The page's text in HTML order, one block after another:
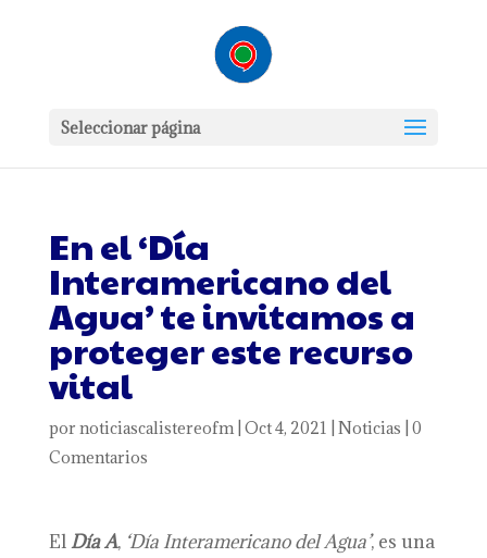
Seleccionar página
En el ‘Día
Interamericano del
Agua’ te invitamos a
proteger este recurso
vital
por noticiascalistereofm| Oct 4, 2021 Noticias 0
Comentarios
ElDía A, ‘Día Interamericano del Agua’, es una